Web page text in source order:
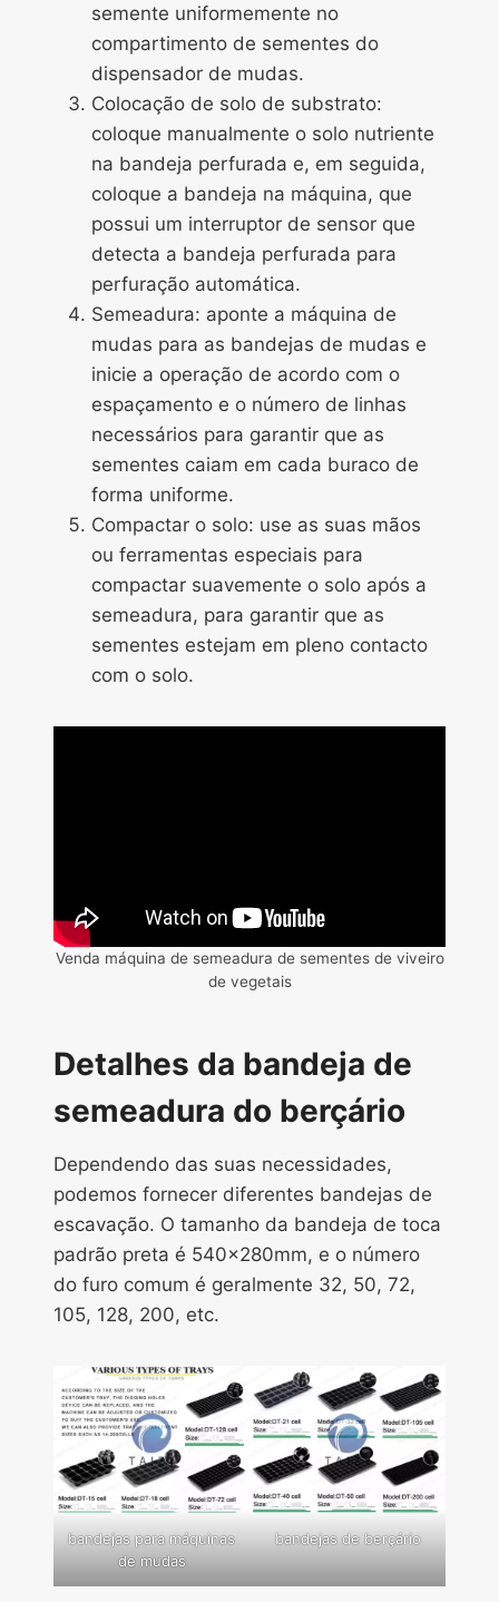
semente uniformemente no
compartimento de sementes do
dispensador de mudas.
Colocação de solo de substrato:
coloque manualmente o solo nutriente
na bandeja perfurada e, em seguida,
coloque a bandeja na máquina, que
possui um interruptor de sensor que
detecta a bandeja perfurada para
perfuração automática.
Semeadura: aponte a máquina de
mudas para as bandejas de mudas e
inicie a operação de acordo com o
espaçamento e o número de linhas
necessários para garantir que as
sementes caiam em cada buraco de
forma uniforme.
Compactar o solo: use as suas mãos
ou ferramentas especiais para
compactar suavemente o solo após a
semeadura, para garantir que as
sementes estejam em pleno contacto
com o solo.
Venda máquina de semeadura de sementes de viveiro
de vegetais
Detalhes da bandeja de
semeadura do berçário
Dependendo das suas necessidades,
podemos fornecer diferentes bandejas de
escavação. O tamanho da bandeja de toca
padrão preta é 540x280mm, e o número
do furo comum é geralmente 32, 50, 72,
105, 128, 200, etc.
bandejas para máquinas
de mudas
bandejas de berçário